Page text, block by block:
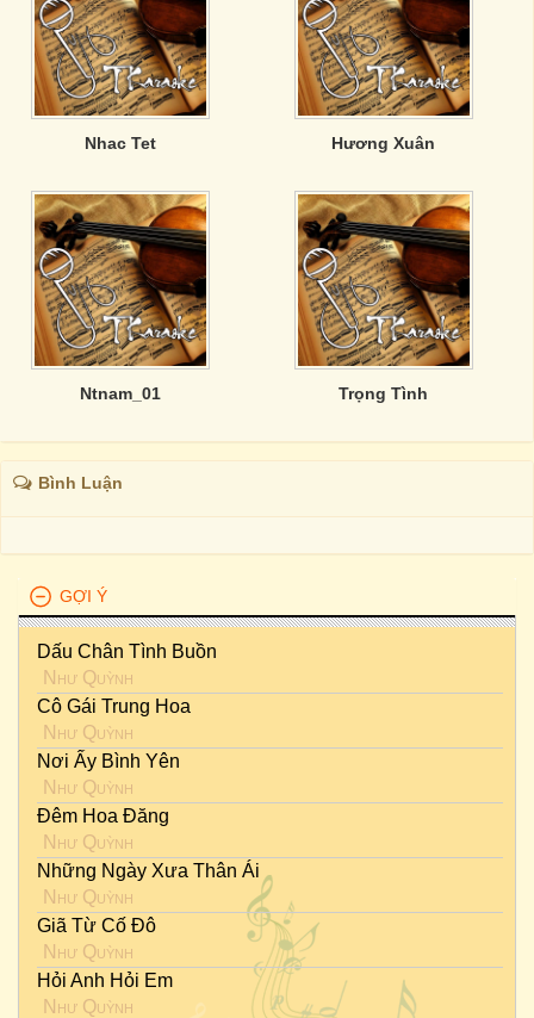
Nhac Tet Hương Xuân
Ntnam_01 Trọng Tình
Bình Luận
GỢI Ý
Dấu Chân Tình Buồn
Như Quỳnh
Cô Gái Trung Hoa
Như Quỳnh
Nơi Ấy Bình Yên
Như Quỳnh
Đêm Hoa Đăng
Như Quỳnh
Những Ngày Xưa Thân Ái
Như Quỳnh
Giã Từ Cố Đô
Như Quỳnh
Hỏi Anh Hỏi Em
Như Quỳnh